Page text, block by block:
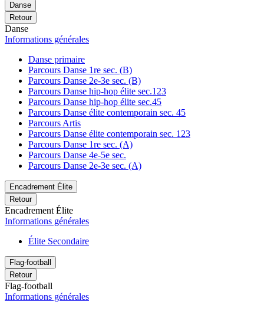
Danse
Retour
Danse
Informations générales
Danse primaire
Parcours Danse 1re sec. (B)
Parcours Danse 2e-3e sec. (B)
Parcours Danse hip-hop élite sec.123
Parcours Danse hip-hop élite sec.45
Parcours Danse élite contemporain sec. 45
Parcours Artis
Parcours Danse élite contemporain sec. 123
Parcours Danse 1re sec. (A)
Parcours Danse 4e-5e sec.
Parcours Danse 2e-3e sec. (A)
Encadrement Élite
Retour
Encadrement Élite
Informations générales
Élite Secondaire
Flag-football
Retour
Flag-football
Informations générales